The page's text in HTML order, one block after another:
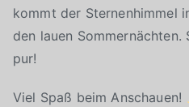
kommt der Sternenhimmel
den lauen Sommernächten.
pur!
Viel Spaß beim Anschauen!